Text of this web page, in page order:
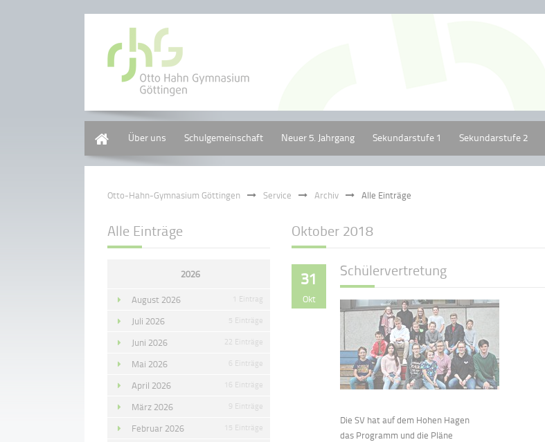
Über uns Schulgemeinschaft Neuer 5. Jahrgang Sekundarstufe 1 Sekundarstufe 2
Otto-Hahn-Gymnasium Göttingen Service Archiv Alle Einträge
Oktober 2018
31
Okt
Schülervertretung
Die SV hat auf dem Hohen Hagen
das Programm und die Pläne
Alle Einträge
2026
August 2026 1 Eintrag
Juli 2026 5 Einträge
Juni 2026 22 Einträge
Mai 2026 6 Einträge
April 2026 16 Einträge
März 2026 9 Einträge
Februar 2026 15 Einträge